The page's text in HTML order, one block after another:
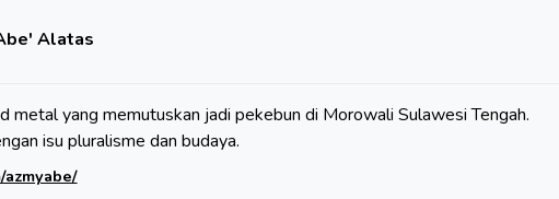
Alatas
metal yang memutuskan jadi pekebun di Morowali Sulawesi Tengah.
isu pluralisme dan budaya.
azmyabe/